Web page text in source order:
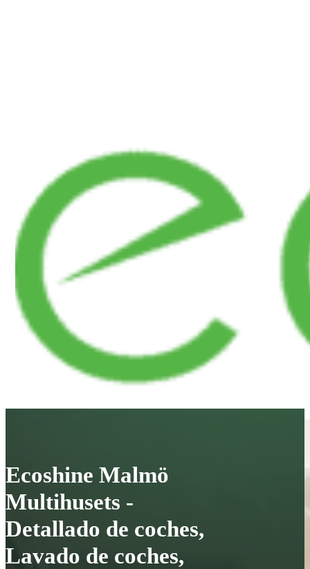
Ecoshine Malmö
Multihusets -
Detallado de coches,
Lavado de coches,